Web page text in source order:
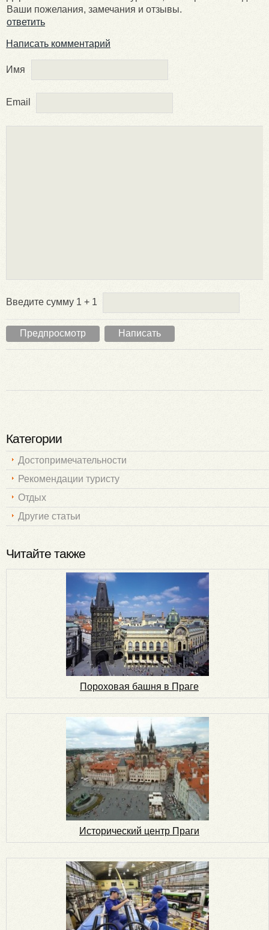
Ваши пожелания, замечания и отзывы.
ответить
Написать комментарий
Имя
Email
Введите сумму 1 + 1
Категории
Достопримечательности
Рекомендации туристу
Отдых
Другие статьи
Читайте также
Пороховая башня в Праге
Исторический центр Праги